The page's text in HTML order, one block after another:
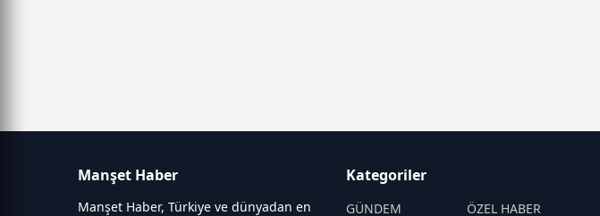
Manşet Haber
Manşet Haber, Türkiye ve dünyadan en
Kategoriler
GÜNDEM ÖZEL HABER